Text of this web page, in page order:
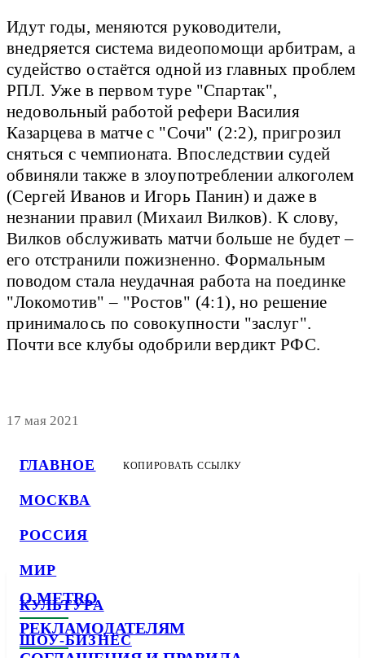
ГЛАВНОЕ
МОСКВА
РОССИЯ
МИР
КУЛЬТУРА
ШОУ-БИЗНЕС
Идут годы, меняются руководители,
внедряется система видеопомощи арбитрам, а
судейство остаётся одной из главных проблем
РПЛ. Уже в первом туре "Спартак",
недовольный работой рефери Василия
Казарцева в матче с "Сочи" (2:2), пригрозил
сняться с чемпионата. Впоследствии судей
обвиняли также в злоупотреблении алкоголем
(Сергей Иванов и Игорь Панин) и даже в
незнании правил (Михаил Вилков). К слову,
Вилков обслуживать матчи больше не будет –
его отстранили пожизненно. Формальным
поводом стала неудачная работа на поединке
"Локомотив" – "Ростов" (4:1), но решение
принималось по совокупности "заслуг".
Почти все клубы одобрили вердикт РФС.
17 мая 2021
КОПИРОВАТЬ ССЫЛКУ
О METRO
РЕКЛАМОДАТЕЛЯМ